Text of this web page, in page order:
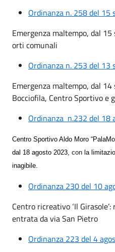
Ordinanza n. 258 del 15
Emergenza maltempo, dal
orti comunali
Ordinanza n. 253 del 13
Emergenza maltempo, dal
Bocciofila, Centro Sportivo e
Ordinanza n.232 del 18
Centro Sportivo Aldo Moro
dal 18 agosto 2023, con la
inagibile.
Ordinanza 230 del 10
Centro ricreativo ‘Il
entrata da via San Pietro
Ordinanza 223 del 4